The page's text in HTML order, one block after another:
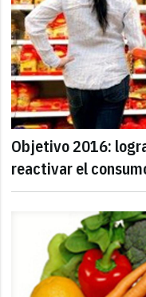
Objetivo 2016:
reactivar el